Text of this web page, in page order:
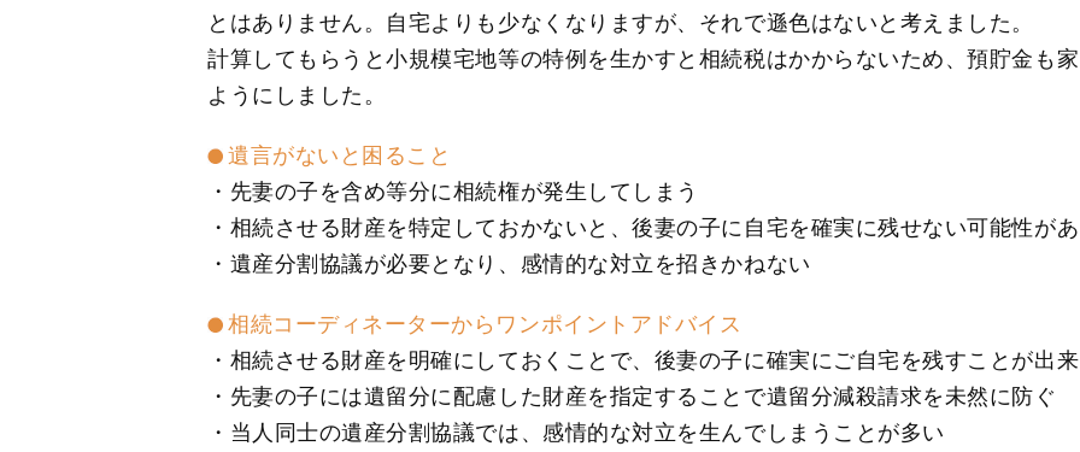
とはありません。自宅よりも少なくなりますが、それで遜色はないと考えました。
計算してもらうと小規模宅地等の特例を生かすと相続税はかからないため、預貯金も
ようにしました。
遺言がないと困ること
・先妻の子を含め等分に相続権が発生してしまう
・相続させる財産を特定しておかないと、後妻の子に自宅を確実に残せない可能性が
・遺産分割協議が必要となり、感情的な対立を招きかねない
相続コーディネーターからワンポイントアドバイス
・相続させる財産を明確にしておくことで、後妻の子に確実にご自宅を残すことが出
・先妻の子には遺留分に配慮した財産を指定することで遺留分減殺請求を未然に防ぐ
・当人同士の遺産分割協議では、感情的な対立を生んでしまうことが多い